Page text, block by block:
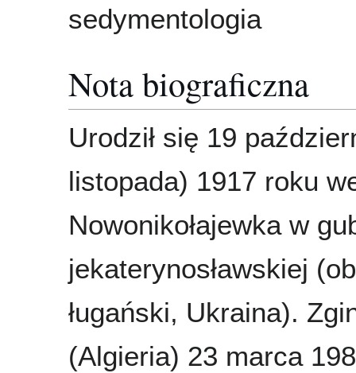
sedymentologia
Nota biograficzna
Urodził się 19
listopada) 1917 roku
Nowonikołajewka w
jekaterynosławskiej
ługański, Ukraina).
(Algieria) 23 marca